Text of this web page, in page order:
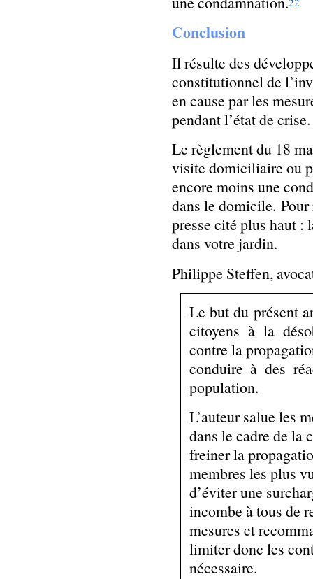
Conclusion
Il résulte des
constitutionnel de
en cause par les
pendant l’état de crise.
Le règlement du 18
visite domiciliaire ou
encore moins une
dans le domicile. Pour
presse cité plus haut :
dans votre jardin.
Philippe Steffen,
Le but du présent
citoyens à la
contre la
conduire à des
population.
L’auteur salue les
dans le cadre de la
freiner la
membres les plus
d’éviter une
incombe à tous de
mesures et
limiter donc les
nécessaire.